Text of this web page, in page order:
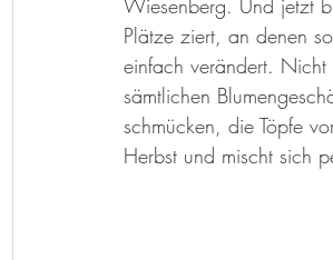
Herzenslieder Bastelideen
Geschichtenkiste Gedichte,
Wiesenberg. Und jetzt
Plätze ziert, an denen
einfach verändert.
sämtlichen
schmücken, die Töpfe
Herbst und mischt sich